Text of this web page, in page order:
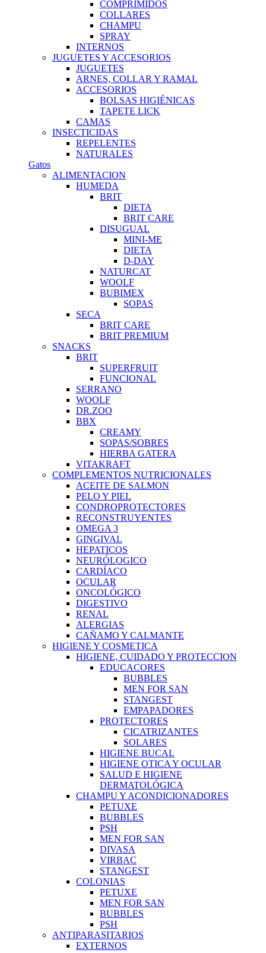
COMPRIMIDOS
COLLARES
CHAMPU
SPRAY
INTERNOS
JUGUETES Y ACCESORIOS
JUGUETES
ARNES, COLLAR Y RAMAL
ACCESORIOS
BOLSAS HIGIÉNICAS
TAPETE LICK
CAMAS
INSECTICIDAS
REPELENTES
NATURALES
Gatos
ALIMENTACION
HUMEDA
BRIT
DIETA
BRIT CARE
DISUGUAL
MINI-ME
DIETA
D-DAY
NATURCAT
WOOLF
BUBIMEX
SOPAS
SECA
BRIT CARE
BRIT PREMIUM
SNACKS
BRIT
SUPERFRUIT
FUNCIONAL
SERRANO
WOOLF
DR.ZOO
BBX
CREAMY
SOPAS/SOBRES
HIERBA GATERA
VITAKRAFT
COMPLEMENTOS NUTRICIONALES
ACEITE DE SALMON
PELO Y PIEL
CONDROPROTECTORES
RECONSTRUYENTES
OMEGA 3
GINGIVAL
HEPATICOS
NEURÓLOGICO
CARDÍACO
OCULAR
ONCOLÓGICO
DIGESTIVO
RENAL
ALERGIAS
CAÑAMO Y CALMANTE
HIGIENE Y COSMETICA
HIGIENE, CUIDADO Y PROTECCION
EDUCACORES
BUBBLES
MEN FOR SAN
STANGEST
EMPAPADORES
PROTECTORES
CICATRIZANTES
SOLARES
HIGIENE BUCAL
HIGIENE OTICA Y OCULAR
SALUD E HIGIENE
DERMATOLÓGICA
CHAMPU Y ACONDICIONADORES
PETUXE
BUBBLES
PSH
MEN FOR SAN
DIVASA
VIRBAC
STANGEST
COLONIAS
PETUXE
MEN FOR SAN
BUBBLES
PSH
ANTIPARASITARIOS
EXTERNOS